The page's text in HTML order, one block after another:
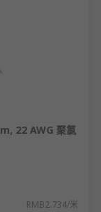
22 AWG 聚氯
RMB2.734/米